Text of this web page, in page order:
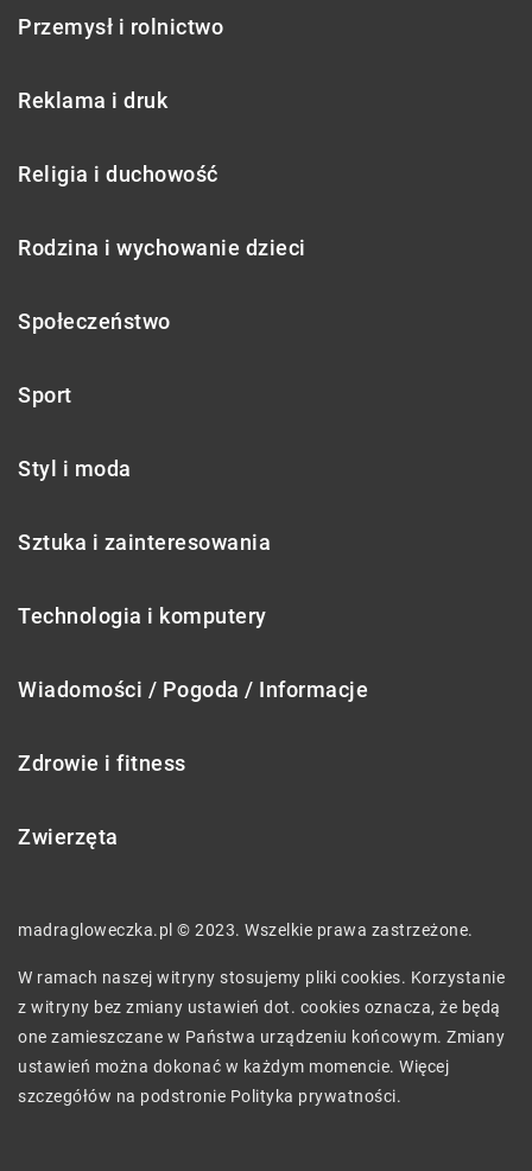
Przemysł i rolnictwo
Reklama i druk
Religia i duchowość
Rodzina i wychowanie dzieci
Społeczeństwo
Sport
Styl i moda
Sztuka i zainteresowania
Technologia i komputery
Wiadomości / Pogoda / Informacje
Zdrowie i fitness
Zwierzęta
madragloweczka.pl © 2023. Wszelkie prawa zastrzeżone.
W ramach naszej witryny stosujemy pliki cookies. Korzystanie
z witryny bez zmiany ustawień dot. cookies oznacza, że będą
one zamieszczane w Państwa urządzeniu końcowym. Zmiany
ustawień można dokonać w każdym momencie. Więcej
szczegółów na podstronie Polityka prywatności.